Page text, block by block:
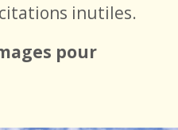
inutiles.
pour